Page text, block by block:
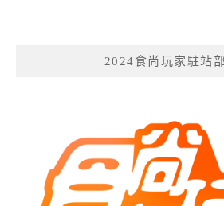
2024食尚玩家駐站